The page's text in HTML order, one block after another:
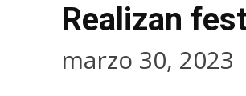
Realizan
marzo 30, 2023